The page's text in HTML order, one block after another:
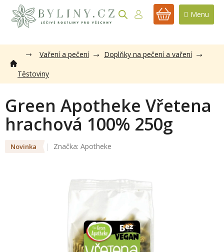
obsah
NÁKUPNÍ
Vaření a pečení Doplňky na pečení a vaření
Těstoviny
Green Apotheke Vřetena
hrachová 100% 250g
Novinka Značka: Apotheke